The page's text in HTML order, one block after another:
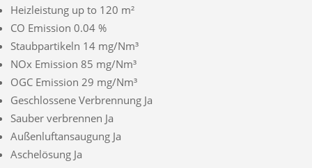
Heizleistung up to 120 m²
CO Emission 0.04 %
Staubpartikeln 14 mg/Nm³
NOx Emission 85 mg/Nm³
OGC Emission 29 mg/Nm³
Geschlossene Verbrennung Ja
Sauber verbrennen Ja
Außenluftansaugung Ja
Aschelösung Ja